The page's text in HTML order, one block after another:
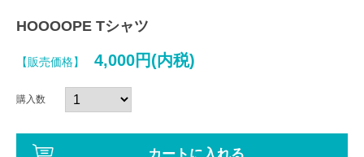
HOOOOPE Tシャツ
【販売価格】 4,000円(内税)
購入数